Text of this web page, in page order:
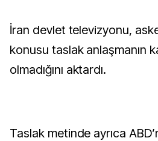
İran devlet televizyonu,
konusu taslak anlaşmanın
olmadığını aktardı.
Taslak metinde ayrıca